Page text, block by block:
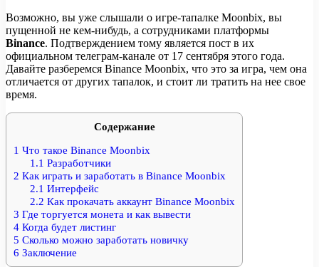
Возможно, вы уже слышали о игре-тапалке Moonbix, вы
пущенной не кем-нибудь, а сотрудниками платформы
Binance. Подтверждением тому является пост в их
официальном телеграм-канале от 17 сентября этого года.
Давайте разберемся Binance Moonbix, что это за игра, чем она
отличается от других тапалок, и стоит ли тратить на нее свое
время.
Содержание
1 Что такое Binance Moonbix
1.1 Разработчики
2 Как играть и заработать в Binance Moonbix
2.1 Интерфейс
2.2 Как прокачать аккаунт Binance Moonbix
3 Где торгуется монета и как вывести
4 Когда будет листинг
5 Сколько можно заработать новичку
6 Заключение